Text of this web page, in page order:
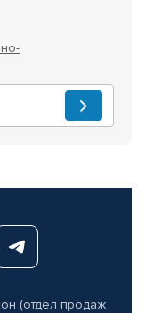
(отдел продаж